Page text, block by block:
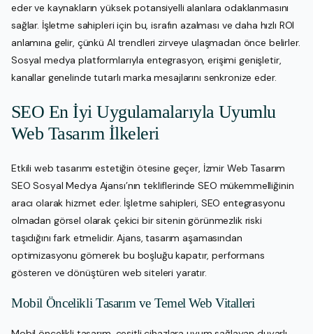
eder ve kaynakların yüksek potansiyelli alanlara odaklanmasını
sağlar. İşletme sahipleri için bu, israfın azalması ve daha hızlı ROI
anlamına gelir, çünkü AI trendleri zirveye ulaşmadan önce belirler.
Sosyal medya platformlarıyla entegrasyon, erişimi genişletir,
kanallar genelinde tutarlı marka mesajlarını senkronize eder.
SEO En İyi Uygulamalarıyla Uyumlu
Web Tasarım İlkeleri
Etkili web tasarımı estetiğin ötesine geçer, İzmir Web Tasarım
SEO Sosyal Medya Ajansı’nın tekliflerinde SEO mükemmelliğinin
aracı olarak hizmet eder. İşletme sahipleri, SEO entegrasyonu
olmadan görsel olarak çekici bir sitenin görünmezlik riski
taşıdığını fark etmelidir. Ajans, tasarım aşamasından
optimizasyonu gömerek bu boşluğu kapatır, performans
gösteren ve dönüştüren web siteleri yaratır.
Mobil Öncelikli Tasarım ve Temel Web Vitalleri